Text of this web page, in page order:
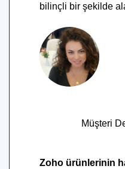
bilinçli bir şekilde
Müşteri
Zoho ürünlerinin